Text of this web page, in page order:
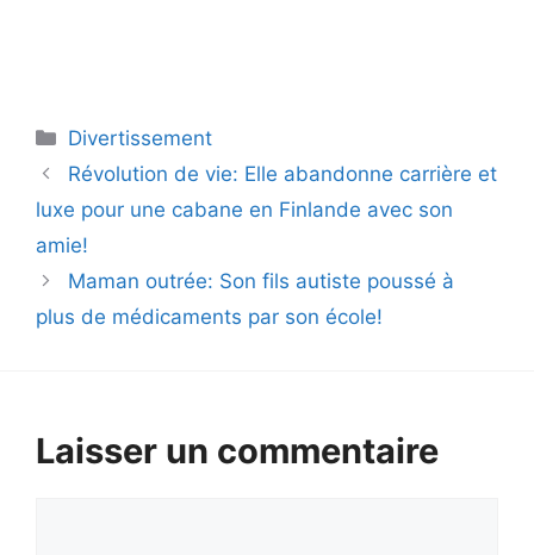
Catégories
Divertissement
Révolution de vie: Elle abandonne carrière et
luxe pour une cabane en Finlande avec son
amie!
Maman outrée: Son fils autiste poussé à
plus de médicaments par son école!
Laisser un commentaire